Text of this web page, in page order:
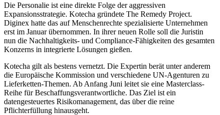
Die Personalie ist eine direkte Folge der aggressiven
Expansionsstrategie. Kotecha gründete The Remedy Project.
Diginex hatte das auf Menschenrechte spezialisierte Unternehmen
erst im Januar übernommen. In ihrer neuen Rolle soll die Juristin
nun die Nachhaltigkeits- und Compliance-Fähigkeiten des gesamten
Konzerns in integrierte Lösungen gießen.
Kotecha gilt als bestens vernetzt. Die Expertin berät unter anderem
die Europäische Kommission und verschiedene UN-Agenturen zu
Lieferketten-Themen. Ab Anfang Juni leitet sie eine Masterclass-
Reihe für Beschaffungsverantwortliche. Das Ziel ist ein
datengesteuertes Risikomanagement, das über die reine
Pflichterfüllung hinausgeht.